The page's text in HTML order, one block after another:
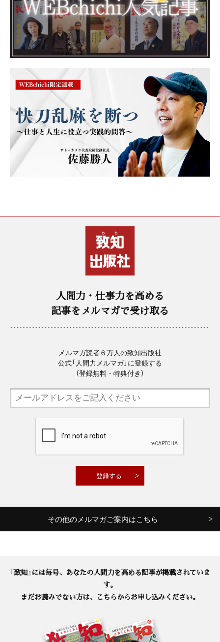
人間力・仕事力を高める
記事をメルマガで受け取る
メルマガ読者６万人の致知出版社
公式「人間力メルマガ」に登録する
（登録無料・特典付き）
その他のメルマガご案内はこちら
『致知』には毎号、あなたの人間力を高める記事が掲載されていま
す。
まだお読みでない方は、こちらからお申し込みください。